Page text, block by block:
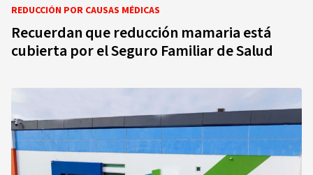
REDUCCIÓN POR CAUSAS MÉDICAS
Recuerdan que reducción mamaria está
cubierta por el Seguro Familiar de Salud